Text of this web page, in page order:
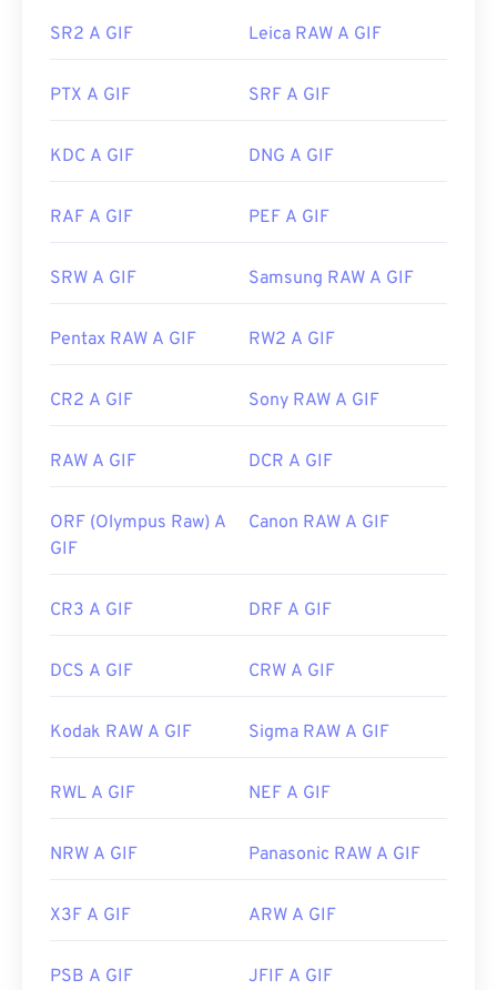
Le GIF si aprono facilmente su quasi tutte le
web e sistemi operativi. Per aprire una GIF per
Photoshop. Su Windows, apri le GIF con
NXT Proe altri. Su macOS, utilizza i visualizzatori e
Sviluppato da:CompuServe, Inc.
Link utili:
https://en.wikipedia.org/wiki/GIF
SR2 A GIF Leica RAW A GIF
PTX A GIF SRF A GIF
KDC A GIF DNG A GIF
RAF A GIF PEF A GIF
SRW A GIF Samsung RAW A GIF
Pentax RAW A GIF RW2 A GIF
CR2 A GIF Sony RAW A GIF
RAW A GIF DCR A GIF
ORF (Olympus Raw) A
GIF
Canon RAW A GIF
CR3 A GIF DRF A GIF
DCS A GIF CRW A GIF
Kodak RAW A GIF Sigma RAW A GIF
RWL A GIF NEF A GIF
NRW A GIF Panasonic RAW A GIF
X3F A GIF ARW A GIF
PSB A GIF JFIF A GIF